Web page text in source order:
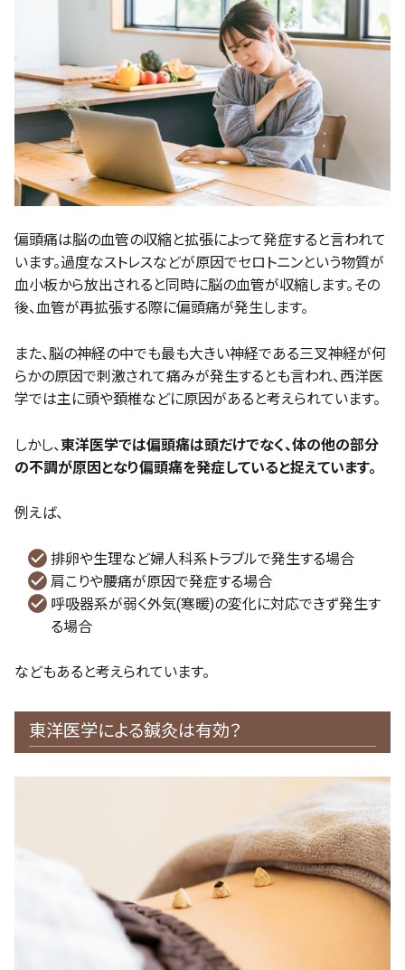
偏頭痛は脳の血管の収縮と拡張によって発症すると言われて
います。過度なストレスなどが原因でセロトニンという物質が
血小板から放出されると同時に脳の血管が収縮します。その
後、血管が再拡張する際に偏頭痛が発生します。
また、脳の神経の中でも最も大きい神経である三叉神経が何
らかの原因で刺激されて痛みが発生するとも言われ、西洋医
学では主に頭や頚椎などに原因があると考えられています。
しかし、 東洋医学では偏頭痛は頭だけでなく、体の他の部分
の不調が原因となり偏頭痛を発症していると捉えています。
例えば、
排卵や生理など婦人科系トラブルで発生する場合
肩こりや腰痛が原因で発症する場合
呼吸器系が弱く外気(寒暖)の変化に対応できず発生す
る場合
などもあると考えられています。
東洋医学による鍼灸は有効？